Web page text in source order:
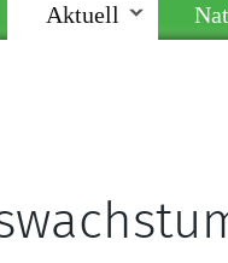
Aktuell